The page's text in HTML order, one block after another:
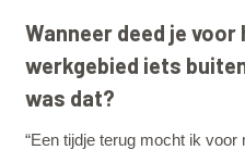
Wanneer deed je
werkgebied iets
was dat?
“Een tijdje terug mocht ik voor